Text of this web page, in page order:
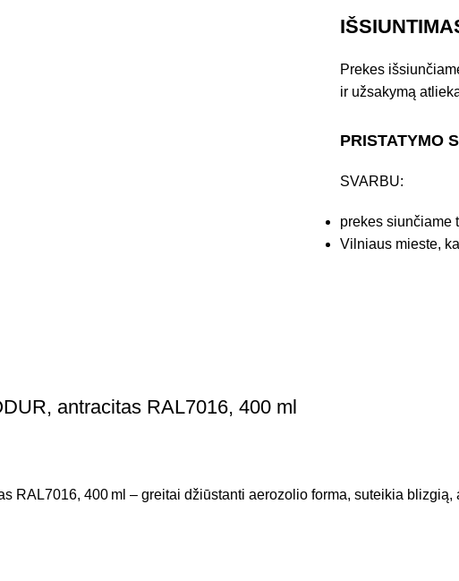
Prekes
ir užsakymą
PRISTATYMO
SVARBU:
prekes siunčiame
Vilniaus mieste,
antracitas RAL7016, 400 ml
RAL7016, 400 ml – greitai džiūstanti aerozolio forma, suteikia